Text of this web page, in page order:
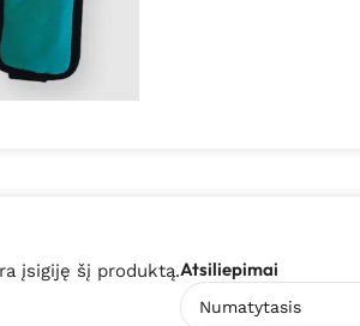
Atsiliepimai
įsigiję šį produktą.